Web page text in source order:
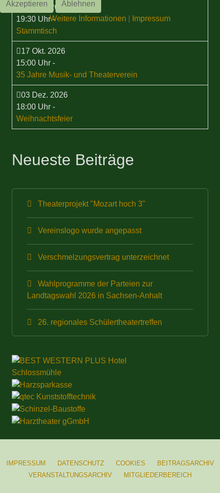
17 Sep. 2026
19:30 Uhr-
Stammtisch
17 Okt. 2026
15:00 Uhr -
35 Jahre Musik- und Theaterverein
03 Dez. 2026
18:00 Uhr -
Weihnachtsfeier
Neueste Beiträge
Theaterprojekt "Mozart hoch 3"
Vereinslogo wurde angepasst
Verschmelzungsvertrag unterzeichnet
Wahlprogramme der Parteien zur
Landtagswahl 2026 in Sachsen-Anhalt
26. regionales Schülertheatertreffen
IMPRESSUM DATENSCHUTZ COOKIES
BEITRAGSARCHIV
VERANSTALTUNGSARCHIV
MITGLIEDERBEREICH
Akzeptieren
Ablehnen
Weitere Informationen
Impressum